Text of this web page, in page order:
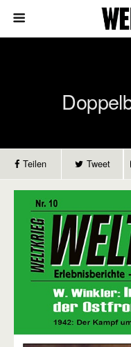
Teilen Tweet